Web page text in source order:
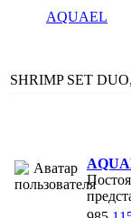
AQUAEL
SHRIMP SET